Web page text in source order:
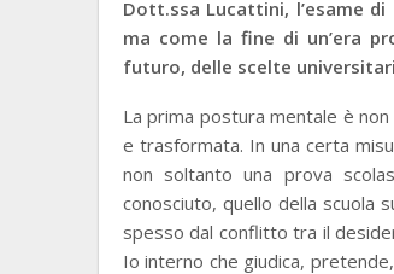
Dott.ssa Lucattini, l’esame
ma come la fine di un’era
futuro, delle scelte
La prima postura mentale è
e trasformata. In una certa
non soltanto una prova
conosciuto, quello della scuola
spesso dal conflitto tra il
Io interno che giudica,